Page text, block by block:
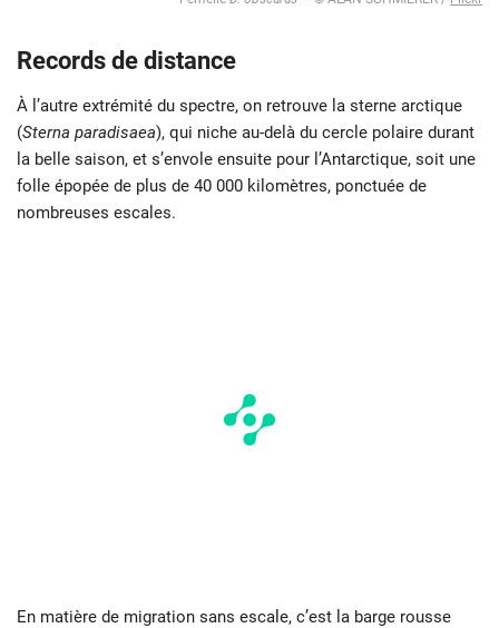
Records de distance
À l’autre extrémité du spectre, on retrouve la sterne arctique
(Sterna paradisaea), qui niche au-delà du cercle polaire durant
la belle saison, et s’envole ensuite pour l’Antarctique, soit une
folle épopée de plus de 40 000 kilomètres, ponctuée de
nombreuses escales.
En matière de migration sans escale, c’est la barge rousse